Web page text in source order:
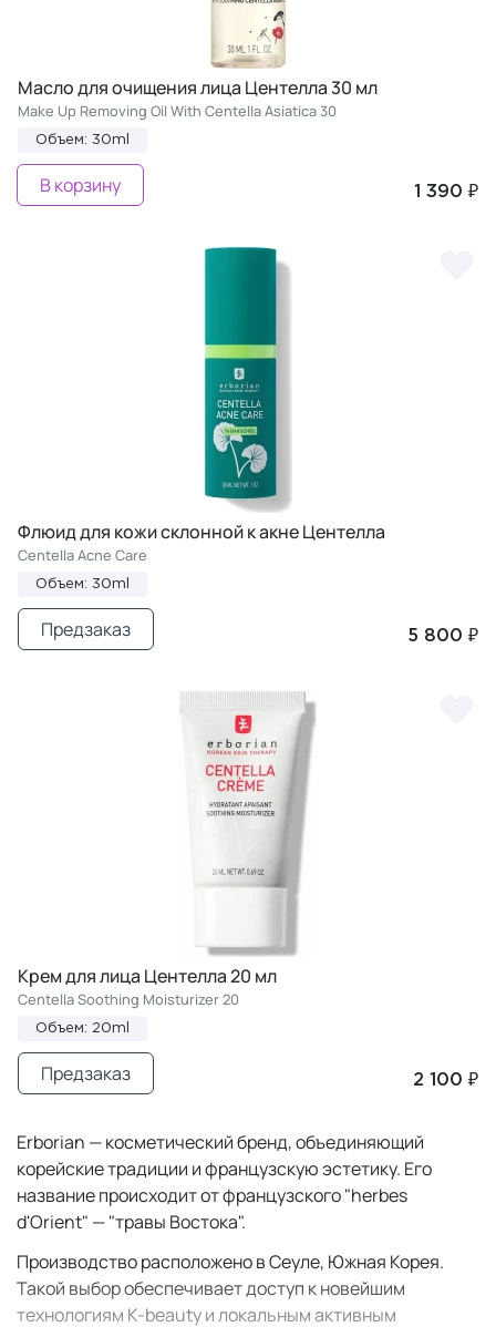
Масло для очищения лица Центелла 30 мл
Make Up Removing Oil With Centella Asiatica 30
Объем: 30ml
1 390 ₽
В корзину
Флюид для кожи склонной к акне Центелла
Centella Acne Care
Объем: 30ml
5 800 ₽
Предзаказ
Крем для лица Центелла 20 мл
Centella Soothing Moisturizer 20
Объем: 20ml
2 100 ₽
Предзаказ
Erborian — косметический бренд, объединяющий
корейские традиции и французскую эстетику. Его
название происходит от французского "herbes
d'Orient" — "травы Востока".
Производство расположено в Сеуле, Южная Корея.
Такой выбор обеспечивает доступ к новейшим
технологиям K-beauty и локальным активным